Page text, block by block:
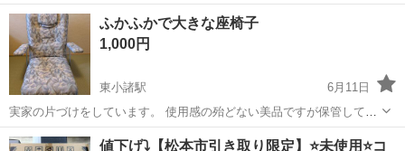
ふかふかで大きな座椅子
1,000円
東小諸駅
6月11日
実家の片づけをしています。 使用感の殆どない美品ですが保管してい
た品物になります 取りに来てくださる方にお譲りしたいです。 高さ７
２ｃｍ、座面横４７㎝縦５２ｃｍ、奥行き７２ｃｍです。 ひじ掛けは
長野 小諸市 東小諸駅 椅子
値下げ⤵️【松本市引き取り限定】⭐未使用⭐コ